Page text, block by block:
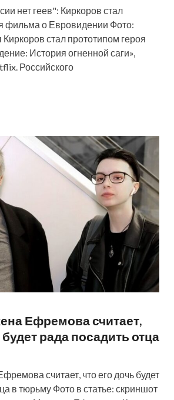
нет геев": Киркоров стал
фильма о Евровидении Фото:
стал прототипом героя
История огненной саги»,
Российского
Ефремова считает,
рада посадить отца
считает, что его дочь будет
в тюрьму Фото в статье: скриншот